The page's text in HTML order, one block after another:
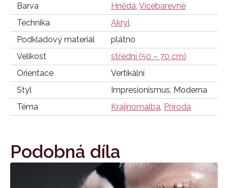
Barva
Hnědá Vícebarevné
Technika
Akryl
Podkladový materiál
plátno
Velikost
střední (50 – 70 cm)
Orientace
Vertikální
Styl
Impresionismus, Moderna
Téma
Krajinomalba Příroda
Podobná díla